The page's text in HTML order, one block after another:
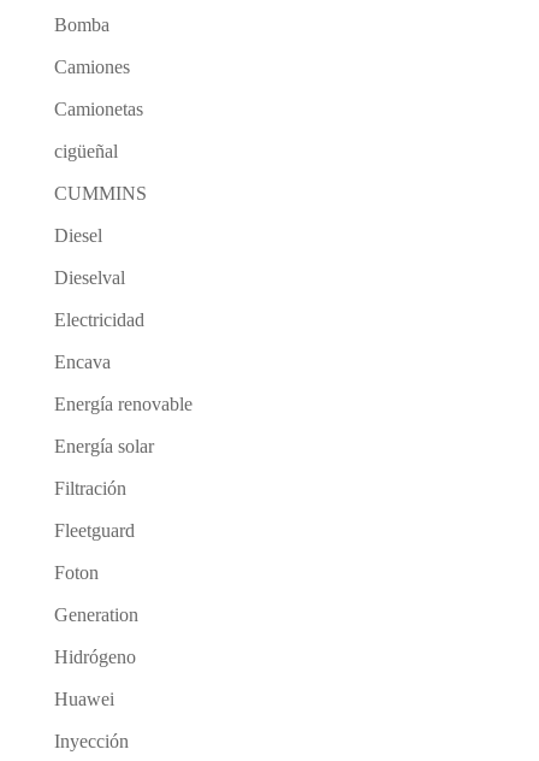
Bomba
Camiones
Camionetas
cigüeñal
CUMMINS
Diesel
Dieselval
Electricidad
Encava
Energía renovable
Energía solar
Filtración
Fleetguard
Foton
Generation
Hidrógeno
Huawei
Inyección